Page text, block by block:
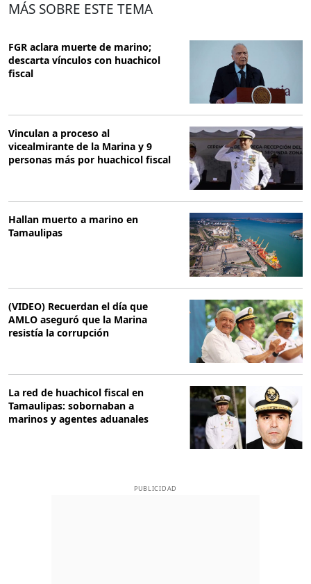
MÁS SOBRE ESTE TEMA
FGR aclara muerte de marino;
descarta vínculos con huachicol
fiscal
Vinculan a proceso al
vicealmirante de la Marina y 9
personas más por huachicol fiscal
Hallan muerto a marino en
Tamaulipas
(VIDEO) Recuerdan el día que
AMLO aseguró que la Marina
resistía la corrupción
La red de huachicol fiscal en
Tamaulipas: sobornaban a
marinos y agentes aduanales
PUBLICIDAD